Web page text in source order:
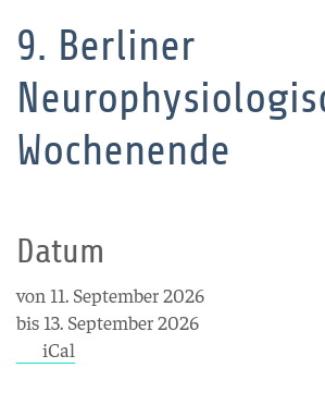
9. Berliner
Wochenende
Datum
von 11. September 2026
bis 13. September 2026
iCal